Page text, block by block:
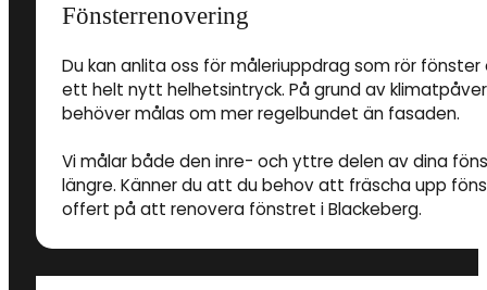
Fönsterrenovering
Du kan anlita oss för måleriuppdrag som rör
ett helt nytt helhetsintryck. På grund av
behöver målas om mer regelbundet än fasaden.
Vi målar både den inre- och yttre delen av dina
längre. Känner du att du behov att fräscha upp
offert på att renovera fönstret i Blackeberg.